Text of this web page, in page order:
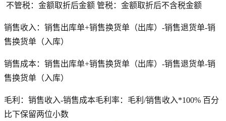
不管税：金额取折后金额 管税：金额取折后不含税金额
销售收入：销售出库单+销售换货单（出库）-销售退货单-销
售换货单（入库）
销售成本：销售出库单+销售换货单（出库）-销售退货单-销
售换货单（入库）
毛利：销售收入-销售成本毛利率：毛利/销售收入*100% 百分
比下保留两位小数